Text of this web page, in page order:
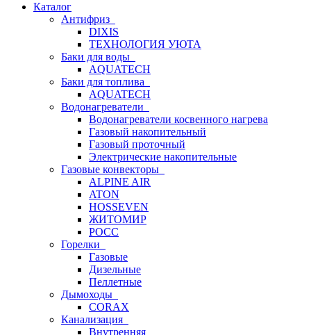
Каталог
Антифриз
DIXIS
ТЕХНОЛОГИЯ УЮТА
Баки для воды
AQUATECH
Баки для топлива
AQUATECH
Водонагреватели
Водонагреватели косвенного нагрева
Газовый накопительный
Газовый проточный
Электрические накопительные
Газовые конвекторы
ALPINE AIR
ATON
HOSSEVEN
ЖИТОМИР
РОСС
Горелки
Газовые
Дизельные
Пеллетные
Дымоходы
CORAX
Канализация
Внутренняя